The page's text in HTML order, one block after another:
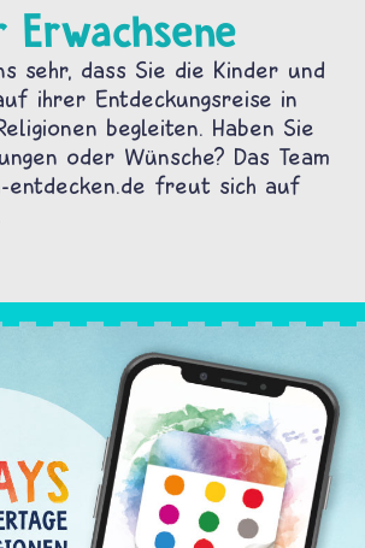
Erwachsene
sehr, dass Sie die Kinder und
ihrer Entdeckungsreise in
begleiten. Haben Sie
oder Wünsche? Das Team
entdecken.de freut sich auf